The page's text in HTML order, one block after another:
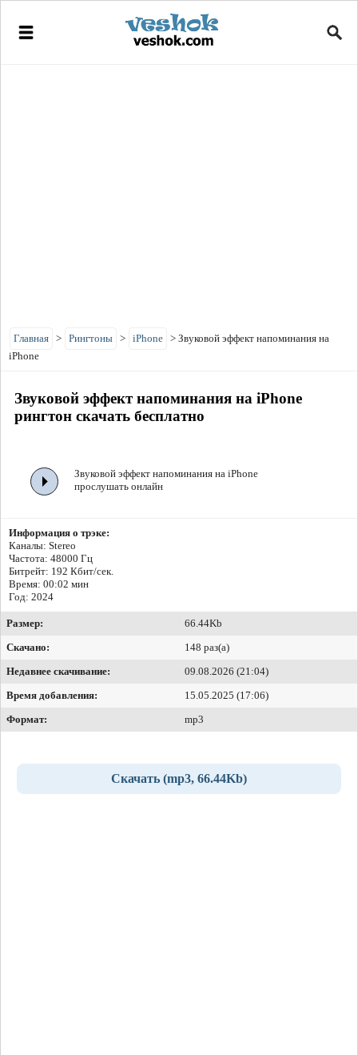
Главная > Рингтоны > iPhone > Звуковой эффект напоминания на
iPhone
Звуковой эффект напоминания на iPhone
рингтон скачать бесплатно
Звуковой эффект напоминания на iPhone
прослушать онлайн
Информация о трэке:
Каналы: Stereo
Частота: 48000 Гц
Битрейт: 192 Кбит/сек.
Время: 00:02 мин
Год: 2024
Размер:
66.44Kb
Скачано:
148 раз(а)
Недавнее скачивание:
09.08.2026 (21:04)
Время добавления:
15.05.2025 (17:06)
Формат:
mp3
Скачать (mp3, 66.44Kb)